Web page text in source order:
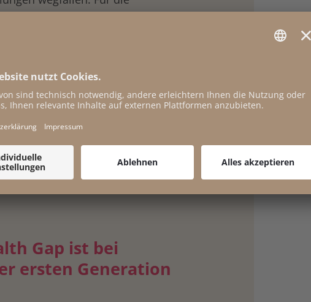
von großer Bedeutung ist die
(z. B. Zinsen,
(Vererbung oder Schenkung)
B. Einflussnahme durch
Vermögen Menschen mit
und ob sie sich in Österreich
wodurch etwaige
könnten, ist daher
ein Land mit langer
von Einwanderung ist (aktuell
Gap ist bei
ersten Generation